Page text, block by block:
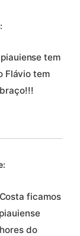
tem
Flávio tem
ficamos
do